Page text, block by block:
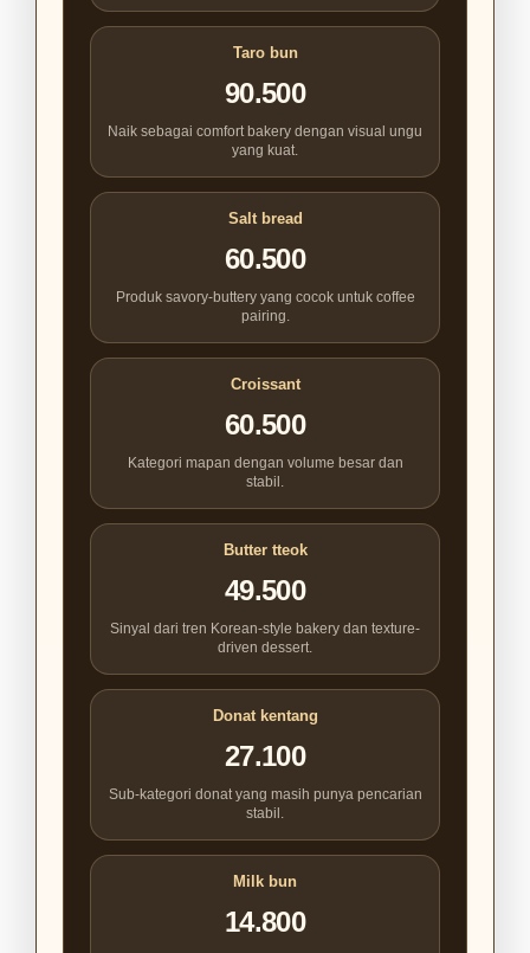
Taro bun
90.500
Naik sebagai comfort bakery dengan visual ungu
yang kuat.
Salt bread
60.500
Produk savory-buttery yang cocok untuk coffee
pairing.
Croissant
60.500
Kategori mapan dengan volume besar dan
stabil.
Butter tteok
49.500
Sinyal dari tren Korean-style bakery dan texture-
driven dessert.
Donat kentang
27.100
Sub-kategori donat yang masih punya pencarian
stabil.
Milk bun
14.800